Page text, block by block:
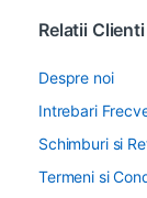
Relatii Clienti
Despre noi
Intrebari
Schimburi si
Termeni si